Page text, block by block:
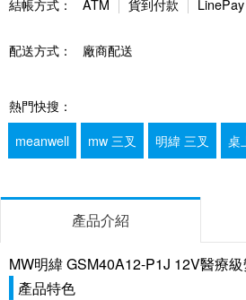
結帳方式： ATM 貨到付款 LinePay
配送方式： 廠商配送
熱門快搜：
meanwell
mw 三叉 明緯 三叉 桌
產品介紹
MW明緯 GSM40A12-P1J 12V醫療
產品特色